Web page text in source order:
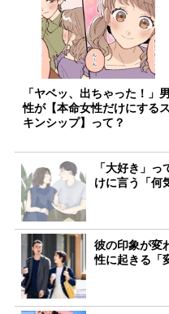
「ヤベッ、出ちゃった！」男
性が【本命女性だけにするス
キンシップ】って？
「大好き」
けに言う「何
彼の印象が変
性に起きる「